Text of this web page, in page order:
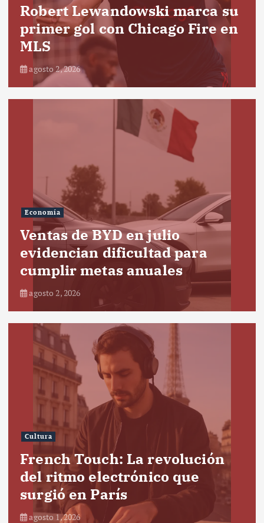
Robert Lewandowski marca su
primer gol con Chicago Fire en
MLS
agosto 2, 2026
Economía
Ventas de BYD en julio
evidencian dificultad para
cumplir metas anuales
agosto 2, 2026
Cultura
French Touch: La revolución
del ritmo electrónico que
surgió en París
agosto 1, 2026